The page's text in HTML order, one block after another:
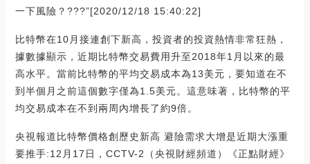
一下風險？???”[2020/12/18 15:40:22]
比特幣在10月接連創下新高，投資者的投資熱情非常狂熱，
據數據顯示，近期比特幣交易費用升至2018年1月以來的最
高水平。當前比特幣的平均交易成本為13美元，要知道在不
到半個月之前這個數字僅為1.5美元。這意味著，比特幣的平
均交易成本在不到兩周內增長了約9倍。
央視報道比特幣價格創歷史新高 避險需求大增是近期大漲重
要推手:12月17日，CCTV-2（央視財經頻道）《正點財經》